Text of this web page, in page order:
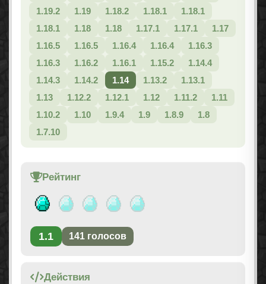
1.19.2
1.19 1.18.2 1.18.1
1.18.1
1.18.1
1.18 1.18 1.17.1 1.17.1
1.17
1.16.5
1.16.5 1.16.4 1.16.4
1.16.3
1.16.3
1.16.2 1.16.1 1.15.2
1.14.4
1.14.3
1.14.2 1.14 1.13.2
1.13.1
1.13
1.12.2 1.12.1 1.12 1.11.2
1.11
1.10.2
1.10 1.9.4 1.9 1.8.9
1.8
1.7.10
Рейтинг
1.1 141 голосов
Действия